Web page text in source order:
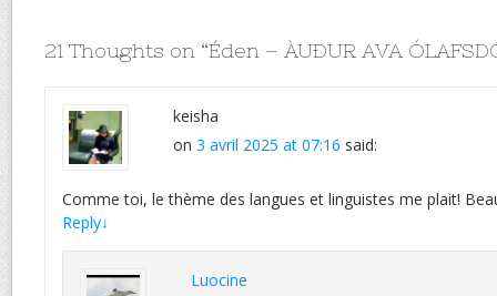
21 Thoughts on “Éden – ÀUÐUR AVA
keisha
on 3 avril 2025 at 07:16 said:
Comme toi, le thème des langues et linguistes me plait!
Reply↓
Luocine